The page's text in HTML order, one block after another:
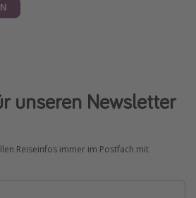
unseren Newsletter
Reiseinfos immer im Postfach mit